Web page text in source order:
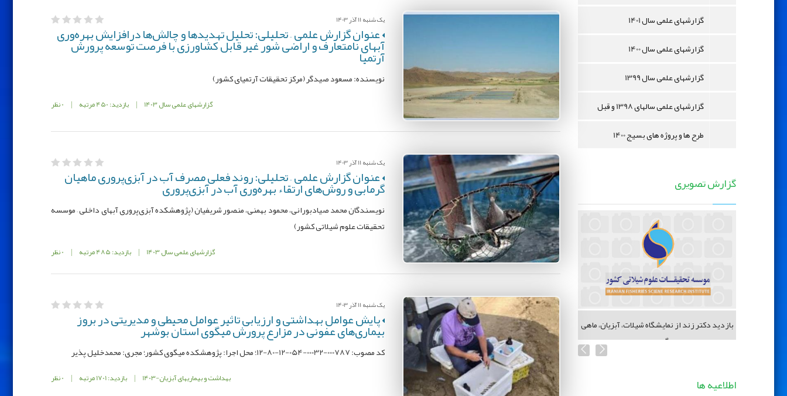
گزارشهای علمی سال 1401
گزارشهای علمی سال 1400
گزارشهای علمی سال 1399
گزارشهای علمی سالهای 1398 و قبل
طرح ها و پروژه های بسیج 1400
گزارش تصویری
بازدید دکتر زند از نمایشگاه شیلات، آبزیان، ماهی
گیری...
اطلاعیه ها
یک شنبه 11 آذر 1403
عنوان گزارش علمی – تحلیلی: تحلیل تهدیدها و چالش‌ها درافزایش بهره‌وری
آبهای نامتعارف و اراضی شور غیر قابل کشاورزی با فرصت توسعه پرورش
آرتمیا
نویسنده: مسعود صیدگر (مرکز تحقیقات آرتمیای کشور)
گزارشهای علمی سال 1403 | بازدید: 450 مرتبه | 0 نظر
یک شنبه 11 آذر 1403
عنوان گزارش علمی – تحلیلی: روند فعلی مصرف آب در آبزی‌پروری ماهیان
گرمابی و روش‌های ارتقاء بهره‌وری آب در آبزی‌پروری
نویسندگان محمد صیادبورانی، محمود بهمنی، منصور شریفیان (پژوهشکده آبزی‌پروری آبهای داخلی – موسسه
تحقیقات علوم شیلاتی کشور)
گزارشهای علمی سال 1403 | بازدید: 485 مرتبه | 0 نظر
یک شنبه 11 آذر 1403
پایش عوامل بهداشتی و ارزیابی تاثیر عوامل محیطی و مدیریتی در بروز
بیماری‌های عفونی در مزارع پرورش میگوی استان بوشهر
کد مصوب: 000787-00032-054-12-80-12؛ محل اجرا: پژوهشکده میگوی کشور؛ مجری: محمدخلیل پذیر
بهداشت و بیماریهای آبزیان-1403 | بازدید: 1701 مرتبه | 0 نظر